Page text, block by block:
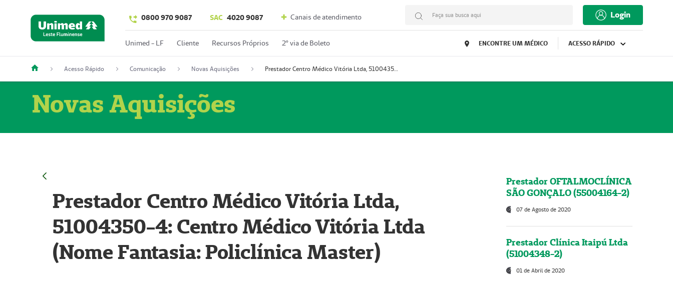
0800 970 9087 SAC 4020 9087 Canais de atendimento Faça sua busca aqui Login
Unimed - LF Cliente Recursos Próprios 2º via de Boleto ENCONTRE UM MÉDICO ACESSO RÁPIDO
Acesso Rápido Comunicação Novas Aquisições Prestador Centro Médico Vitória Ltda, 51004350-4: Centro Médico Vitória Ltda (Nome Fantasia: Policlínica Master)
Novas Aquisições
Prestador Centro Médico Vitória Ltda,
51004350-4: Centro Médico Vitória Ltda
(Nome Fantasia: Policlínica Master)
Prestador OFTALMOCLÍNICA
SÃO GONÇALO (55004164-2)
07 de Agosto de 2020
Prestador Clínica Itaipú Ltda
(51004348-2)
01 de Abril de 2020